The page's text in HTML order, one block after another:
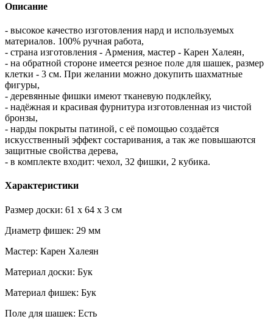
Описание
- высокое качество изготовления нард и используемых
материалов. 100% ручная работа,
- страна изготовления - Армения, мастер - Карен Халеян,
- на обратной стороне имеется резное поле для шашек, размер
клетки - 3 см. При желании можно докупить шахматные
фигуры,
- деревянные фишки имеют тканевую подклейку,
- надёжная и красивая фурнитура изготовленная из чистой
бронзы,
- нарды покрыты патиной, с её помощью создаётся
искусственный эффект состаривания, а так же повышаются
защитные свойства дерева,
- в комплекте входит: чехол, 32 фишки, 2 кубика.
Характеристики
Размер доски: 61 x 64 x 3 см
Диаметр фишек: 29 мм
Мастер: Карен Халеян
Материал доски: Бук
Материал фишек: Бук
Поле для шашек: Есть